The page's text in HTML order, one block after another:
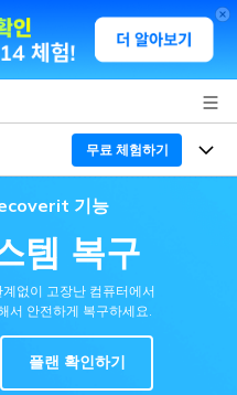
무료 체험하기
버전
가
체험
기능
템 복구
없이 고장난 컴퓨터에서
서 안전하게 복구하세요.
플랜 확인하기